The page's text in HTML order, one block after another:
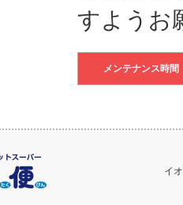
すようお
メンテナンス時間
イ